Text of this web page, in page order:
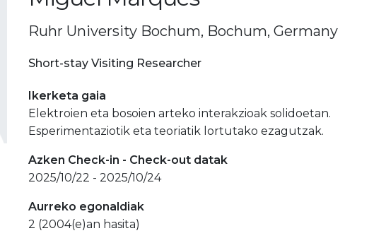
Ruhr University Bochum, Bochum, Germany
Short-stay Visiting Researcher
Ikerketa gaia
Elektroien eta bosoien arteko interakzioak solidoetan.
Esperimentaziotik eta teoriatik lortutako ezagutzak.
Azken Check-in - Check-out datak
2025/10/22 - 2025/10/24
Aurreko egonaldiak
2 (2004(e)an hasita)